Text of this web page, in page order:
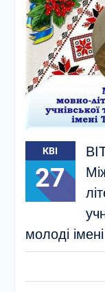
КВІ
27
молоді